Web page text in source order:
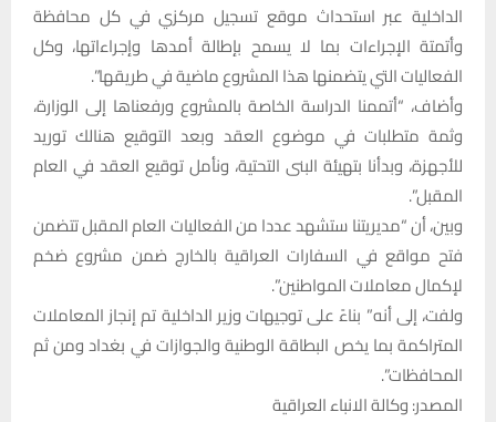
الداخلية عبر استحداث موقع تسجيل مركزي في كل محافظة
وأتمتة الإجراءات بما لا يسمح بإطالة أمدها وإجراءاتها، وكل
الفعاليات التي يتضمنها هذا المشروع ماضية في طريقها”.
وأضاف، “أتممنا الدراسة الخاصة بالمشروع ورفعناها إلى الوزارة،
وثمة متطلبات في موضوع العقد وبعد التوقيع هنالك توريد
للأجهزة، وبدأنا بتهيئة البنى التحتية، ونأمل توقيع العقد في العام
المقبل”.
وبين، أن “مديريتنا ستشهد عددا من الفعاليات العام المقبل تتضمن
فتح مواقع في السفارات العراقية بالخارج ضمن مشروع ضخم
لإكمال معاملات المواطنين”.
ولفت، إلى أنه” بناءً على توجيهات وزير الداخلية تم إنجاز المعاملات
المتراكمة بما يخص البطاقة الوطنية والجوازات في بغداد ومن ثم
المحافظات”.
المصدر: وكالة الانباء العراقية